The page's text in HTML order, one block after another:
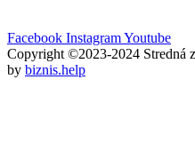
Facebook InstagramYoutube
Copyright ©2023-2024 Stredná
by biznis.help